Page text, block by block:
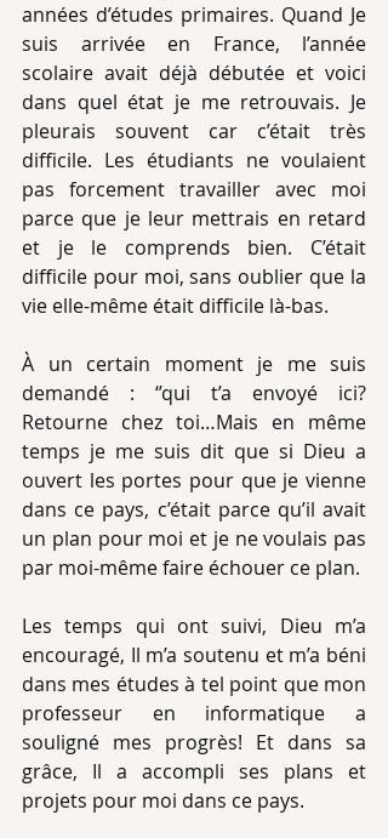
années d’études primaires. Quand Je
suis arrivée en France, l’année
scolaire avait déjà débutée et voici
dans quel état je me retrouvais. Je
pleurais souvent car c’était très
difficile. Les étudiants ne voulaient
pas forcement travailler avec moi
parce que je leur mettrais en retard
et je le comprends bien. C’était
difficile pour moi, sans oublier que la
vie elle-même était difficile là-bas.
À un certain moment je me suis
demandé : ‘’qui t’a envoyé ici?
Retourne chez toi…Mais en même
temps je me suis dit que si Dieu a
ouvert les portes pour que je vienne
dans ce pays, c’était parce qu’il avait
un plan pour moi et je ne voulais pas
Les temps qui ont suivi, Dieu m’a
encouragé, Il m’a soutenu et m’a béni
dans mes études à tel point que mon
professeur en informatique a
souligné mes progrès! Et dans sa
grâce, Il a accompli ses plans et
projets pour moi dans ce pays.